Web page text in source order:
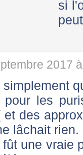
si
2017
pour les
des
lâchait rien.
une vraie